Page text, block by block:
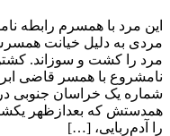
این مرد با همسرم رابطه
مردی به دلیل خیانت
مرد را کشت و سوزاند.
نامشروع با همسر قاضی
شماره یک خراسان جنوبی
همدستش که بعدازظهر
را آدم‌ربایی، […]